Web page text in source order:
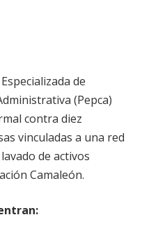
de
(Pepca)
contra diez
vinculadas a una red
de activos
Camaleón.